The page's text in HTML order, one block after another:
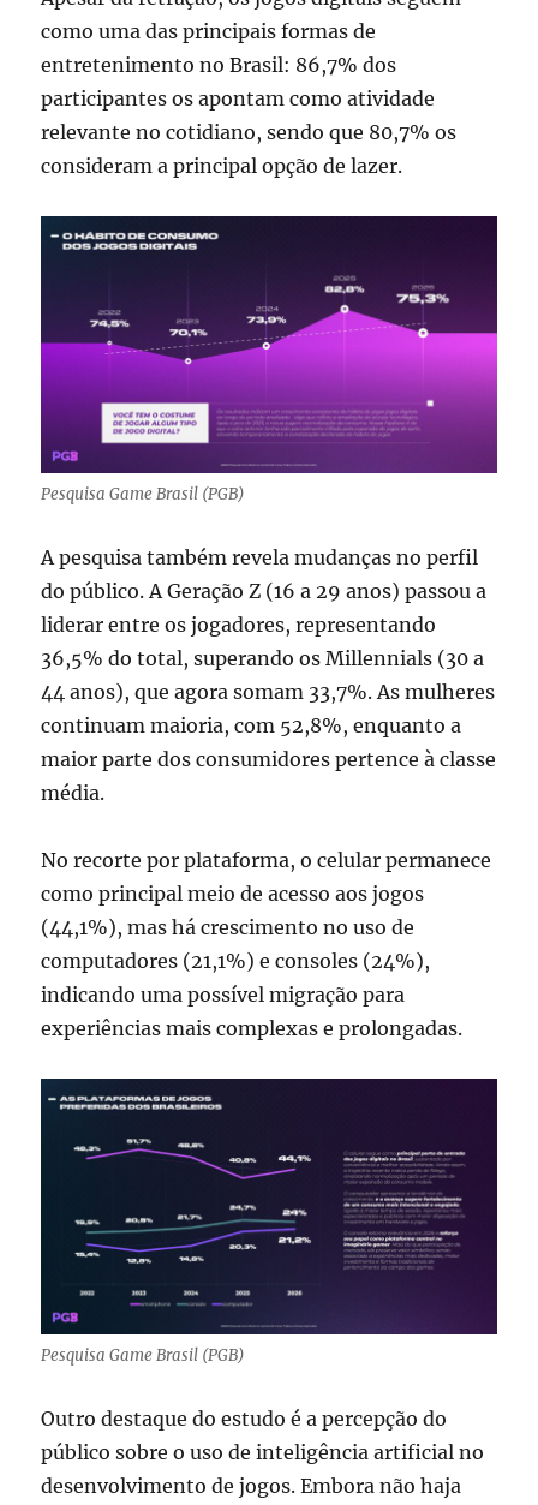
como uma das principais formas de
entretenimento no Brasil: 86,7% dos
participantes os apontam como atividade
relevante no cotidiano, sendo que 80,7% os
consideram a principal opção de lazer.
Pesquisa Game Brasil (PGB)
A pesquisa também revela mudanças no perfil
do público. A Geração Z (16 a 29 anos) passou a
liderar entre os jogadores, representando
36,5% do total, superando os Millennials (30 a
44 anos), que agora somam 33,7%. As mulheres
continuam maioria, com 52,8%, enquanto a
maior parte dos consumidores pertence à classe
média.
No recorte por plataforma, o celular permanece
como principal meio de acesso aos jogos
(44,1%), mas há crescimento no uso de
computadores (21,1%) e consoles (24%),
indicando uma possível migração para
experiências mais complexas e prolongadas.
Pesquisa Game Brasil (PGB)
Outro destaque do estudo é a percepção do
público sobre o uso de inteligência artificial no
desenvolvimento de jogos. Embora não haja